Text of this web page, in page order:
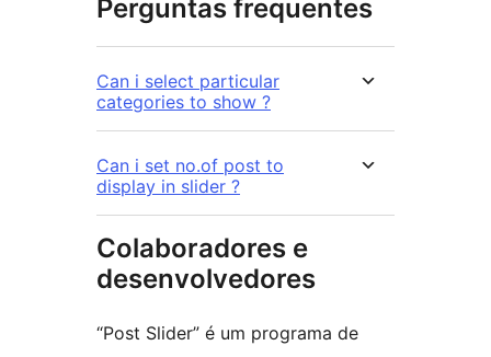
Perguntas frequentes
Can i select particular
categories to show ?
Can i set no.of post to
display in slider ?
Colaboradores e
desenvolvedores
“Post Slider” é um programa de